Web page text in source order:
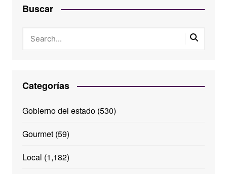
Buscar
Categorías
Gobierno del estado(530)
Gourmet(59)
Local (1,182)